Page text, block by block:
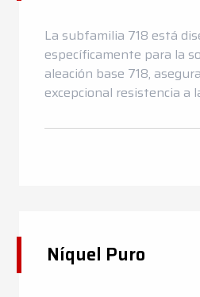
La subfamilia 718 está
específicamente para la
aleación base 718,
excepcional resistencia a
Níquel Puro